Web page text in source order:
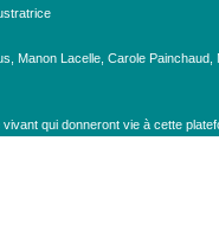
Manon Lacelle, Carole
qui donneront vie à cette